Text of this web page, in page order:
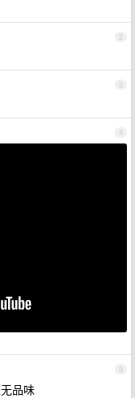
2
3
4
5
品味